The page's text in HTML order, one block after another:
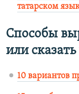
татарском
Способы
или
10 вариантов